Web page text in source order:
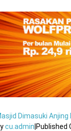
Dimasuki Anjing
cu.admin Published